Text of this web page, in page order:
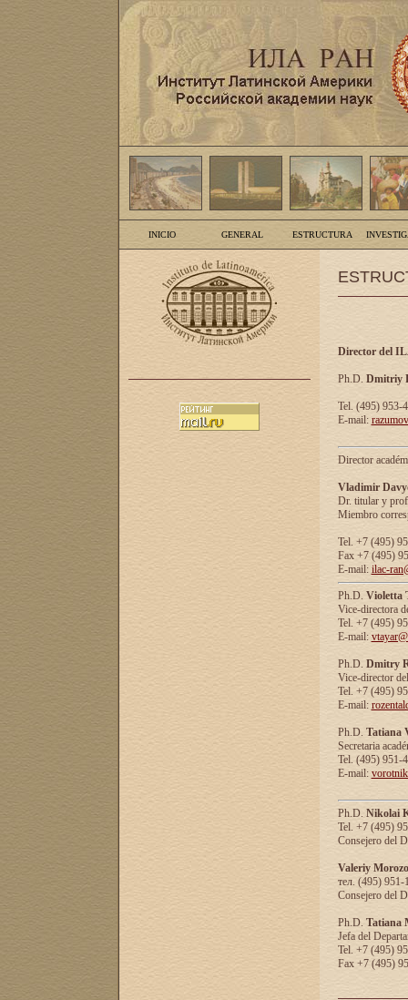
INICIO GENERAL ESTRUCTURA
Director del
Ph.D. Dmitriy
Tel. (495) 953-
E-mail:
Director
Vladimir
Dr. titular y
Miembro
Tel. +7 (495)
Fax +7 (495)
E-mail: ilac-
Ph.D. Violetta
Vice-directora
Tel. +7 (495)
E-mail:
Ph.D. Dmitry
Vice-director
Tel. +7 (495)
E-mail:
Ph.D. Tatiana
Secretaria
Tel. (495) 951-
E-mail:
Ph.D. Nikolai
Tel. +7 (495)
Consejero del
Valeriy
тел. (495) 951-
Consejero del
Ph.D. Tatiana
Jefa del
Tel. +7 (495)
Fax +7 (495)